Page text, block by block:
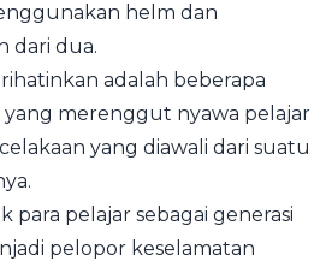
helm dan
dari dua.
adalah beberapa
yang merenggut nyawa pelajar
yang diawali dari suatu
para pelajar sebagai generasi
pelopor keselamatan